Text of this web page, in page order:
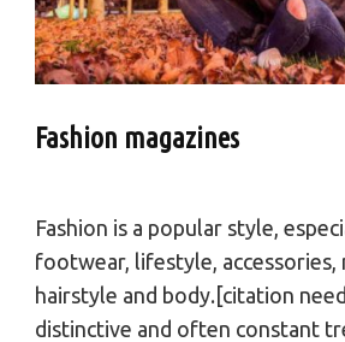
Fashion magazines
Fashion is a popular style,
footwear, lifestyle, accessories,
hairstyle and body.[citation
distinctive and often constant